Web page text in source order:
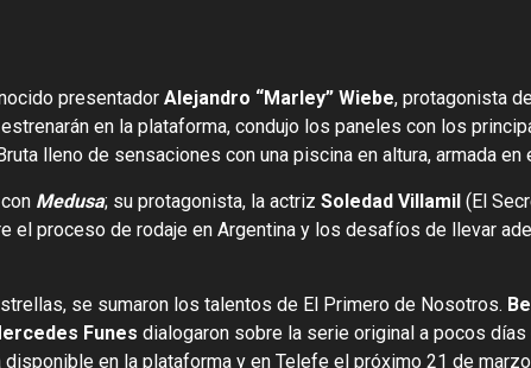
presentador Alejandro “Marley” Wiebe, protagonista
en la plataforma, condujo los paneles con los
lleno de sensaciones con una piscina en altura, armada en
Medusa; su protagonista, la actriz Soledad Villamil (El
el proceso de rodaje en Argentina y los desafíos de llevar
se sumaron los talentos de El Primero de Nosotros.
Funes dialogaron sobre la serie original a pocos
en la plataforma y en Telefe el próximo 21 de